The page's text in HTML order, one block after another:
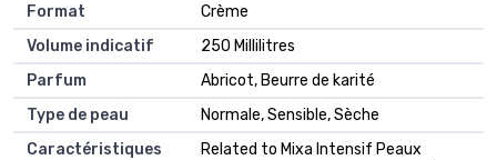
Format
‎Crème
Volume indicatif
‎250 Millilitres
Parfum
‎Abricot, Beurre de karité
Type de peau
‎Normale, Sensible, Sèche
Caractéristiques
‎Related to Mixa Intensif Peaux